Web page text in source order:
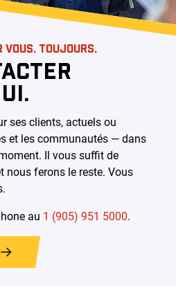
VOUS. TOUJOURS.
ses clients, actuels ou
et les communautés — dans
Il vous suffit de
nous ferons le reste. Vous
au 1 (905) 951 5000.